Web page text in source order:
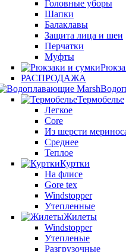
Головные уборы
Шапки
Балаклавы
Защита лица и шеи
Перчатки
Муфты
РАСПРОДАЖА
Термобелье
Легкое
Core
Из шерсти
Среднее
Теплое
Куртки
На флисе
Gore tex
Windstopper
Утепленные
Жилеты
Windstopper
Утепленые
Разгрузочные